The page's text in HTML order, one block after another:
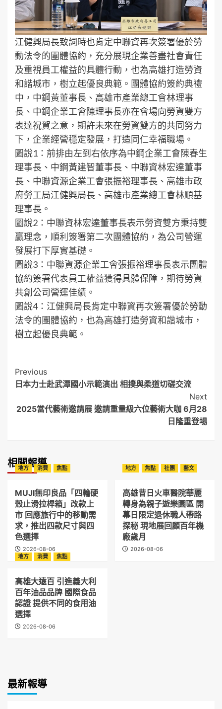
江健興局長致詞時也肯定中聯資再次簽署優於勞
動法令的團體協約，充分展現企業善盡社會責任
及重視員工權益的具體行動，也為高雄打造勞資
和諧城市，樹立起優良典範。團體協約簽約典禮
中，中鋼黃董事長、高雄市產業總工會林理事
長、中鋼企業工會陳理事長亦在會場向勞資雙方
表達祝賀之意，期許未來在勞資雙方的共同努力
下，企業經營穩定發展，打造同仁幸福職場。
圖說1：前排由左到右依序為中鋼企業工會陳春生
理事長、中鋼黃建智董事長、中聯資林宏達董事
長、中聯資源企業工會張振裕理事長、高雄市政
府勞工局江健興局長、高雄市產業總工會林順基
理事長。
圖說2：中聯資林宏達董事長表示勞資雙方秉持雙
贏理念，順利簽署第二次團體協約，為公司營運
發展打下厚實基礎。
圖說3：中聯資源企業工會張振裕理事長表示團體
協約簽署代表員工權益獲得具體保障，期待勞資
共創公司營運佳績。
圖說4：江健興局長肯定中聯資再次簽署優於勞動
法令的團體協約，也為高雄打造勞資和諧城市，
樹立起優良典範。
Post
Navigation
Previous
日本力士赴武潭國小示範演出 相撲與柔道切磋交流
Next
2025當代藝術邀請展 邀請重量級六位藝術大咖 6月28
日隆重登場
相關報導
地方 消費 焦點
MUJI無印良品「四輪硬
殼止滑拉桿箱」改款上
市 回應旅行中的移動需
求，推出四款尺寸與四
色選擇
2026-08-06
地方 焦點 社團 藝文
高雄昔日火車醫院華麗
轉身為親子遊樂園區 開
幕日限定退休職人帶路
探秘 現地展回顧百年機
廠歲月
2026-08-06
地方
消費 焦點
高雄大遠百 引進義大利
百年油品品牌 國際食品
認證 提供不同的食用油
選擇
2026-08-06
最新報導